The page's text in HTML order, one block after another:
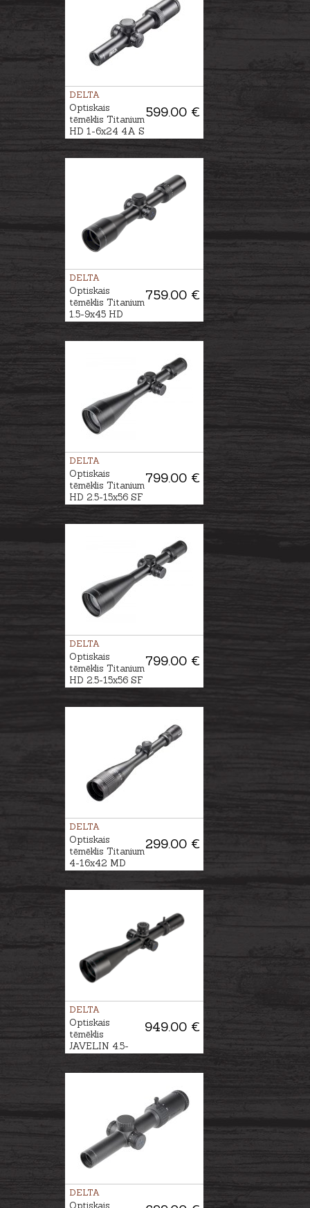
DELTA
599.00 €
Optiskais
tēmēklis Titanium
HD 1-6x24 4A S
DELTA
759.00 €
Optiskais
tēmēklis Titanium
1.5-9x45 HD
DELTA
799.00 €
Optiskais
tēmēklis Titanium
HD 2.5-15x56 SF
DELTA
799.00 €
Optiskais
tēmēklis Titanium
HD 2.5-15x56 SF
DELTA
299.00 €
Optiskais
tēmēklis Titanium
4-16x42 MD
DELTA
949.00 €
Optiskais
tēmēklis
JAVELIN 4.5-
DELTA